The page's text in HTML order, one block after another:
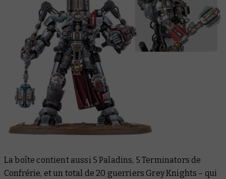
La boîte contient aussi 5 Paladins, 5 Terminators de
Confrérie, et un total de 20 guerriers Grey Knights – qui